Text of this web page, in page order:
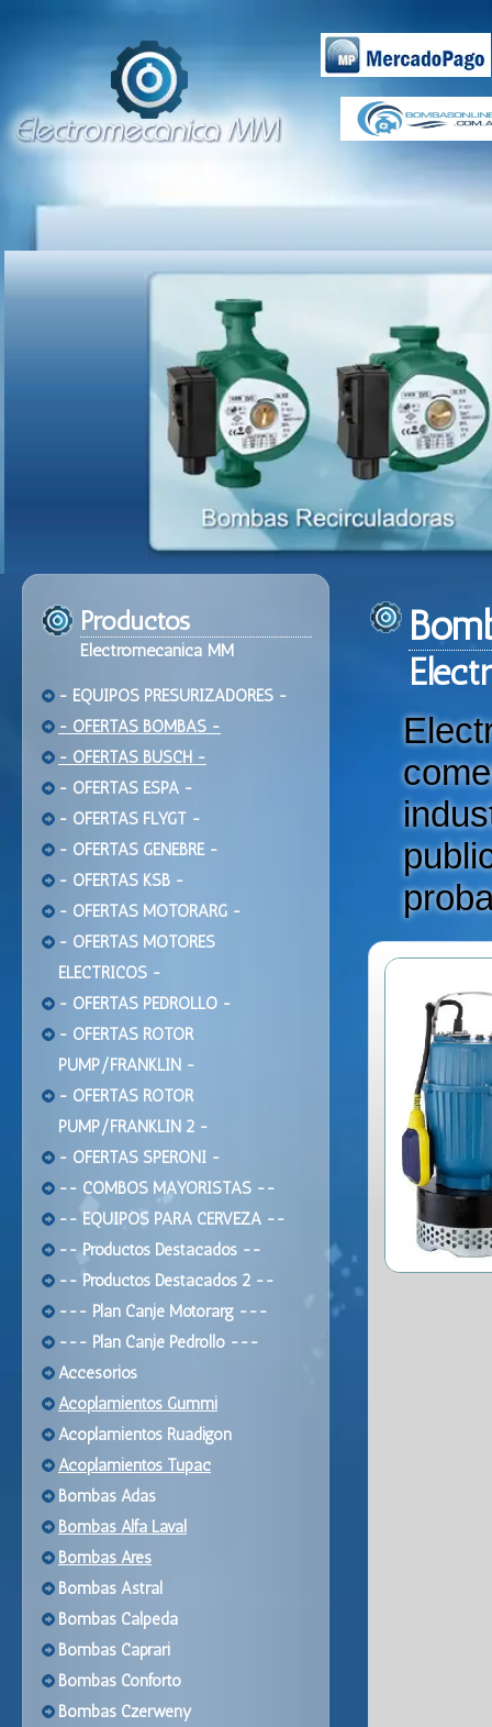
Productos
Electromecanica MM
- EQUIPOS PRESURIZADORES -
- OFERTAS BOMBAS -
- OFERTAS BUSCH -
- OFERTAS ESPA -
- OFERTAS FLYGT -
- OFERTAS GENEBRE -
- OFERTAS KSB -
- OFERTAS MOTORARG -
- OFERTAS MOTORES
ELECTRICOS -
- OFERTAS PEDROLLO -
- OFERTAS ROTOR
PUMP/FRANKLIN -
- OFERTAS ROTOR
PUMP/FRANKLIN 2 -
- OFERTAS SPERONI -
-- COMBOS MAYORISTAS --
-- EQUIPOS PARA CERVEZA --
-- Productos Destacados --
-- Productos Destacados 2 --
--- Plan Canje Motorarg ---
--- Plan Canje Pedrollo ---
Accesorios
Acoplamientos Gummi
Acoplamientos Ruadigon
Acoplamientos Tupac
Bombas Adas
Bombas Alfa Laval
Bombas Ares
Bombas Astral
Bombas Calpeda
Bombas Caprari
Bombas Conforto
Bombas Czerweny
Ele